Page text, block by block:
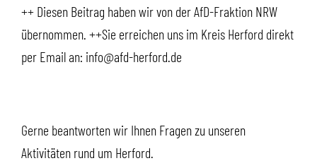
++ Diesen Beitrag haben wir von der AfD-Fraktion NRW
übernommen. ++Sie erreichen uns im Kreis Herford direkt
per Email an: info@afd-herford.de
Gerne beantworten wir Ihnen Fragen zu unseren
Aktivitäten rund um Herford.